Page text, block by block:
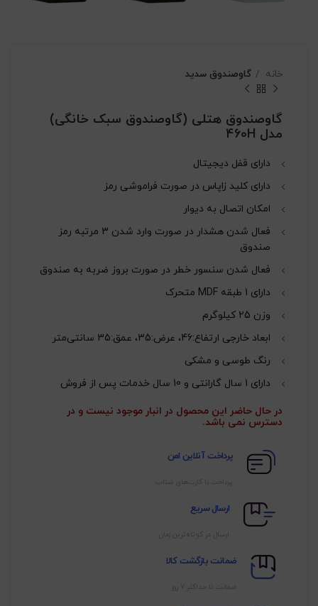
خانه گاوصندوق سدید
گاوصندوق هتلی (گاوصندوق سبک خانگی)
مدل 460H
دارای قفل دیجیتال
دارای کلید زاپاس در صورت فراموشی رمز
امکان اتصال به دیوار
فعال شدن هشدار در صورت وارد شدن 3 مرتبه رمز
صندوق
فعال شدن سنسور خطر در صورت بروز ضربه به صندوق
دارای 1 طبقه MDF متحرک
وزن 25 کیلوگرم
ابعاد خارجی ارتفاع:46، عرض:35، عمق:35 سانتی‌متر
رنگ طوسی و مشکی
دارای 1 سال گارانتی و 10 سال خدمات پس از فروش
در حال حاضر این محصول در انبار موجود نیست و در
دسترس نمی باشد.
پرداخت آنلاین امن
پرداخت با کارت‌های شتاب
ارسال سریع
ارسال در کوتاه‌ترین زمان
ضمانت بازگشت کالا
ضمانت تا حداکثر ۷ روز